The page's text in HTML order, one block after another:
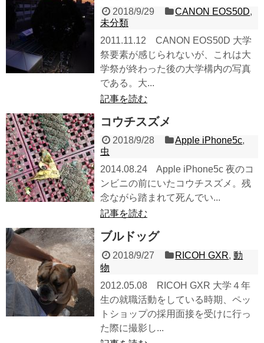
2018/9/29 CANON EOS50D,
未分類
2011.11.12 CANON EOS50D 大学
祭要素が感じられないが、これは大
学祭が終わった後の大学構内の写真
である。大...
記事を読む
コウチスズメ
2018/9/28 Apple iPhone5c,
虫
2014.08.24 Apple iPhone5c 夜のコ
ンビニの前にいたコウチスズメ。残
念ながら踏まれて死んでい...
記事を読む
ブルドッグ
2018/9/27 RICOH GXR,動
物
2012.05.08 RICOH GXR 大学４年
生の就職活動をしている時期、ペッ
トショップの採用面接を受けに行っ
た際に撮影し...